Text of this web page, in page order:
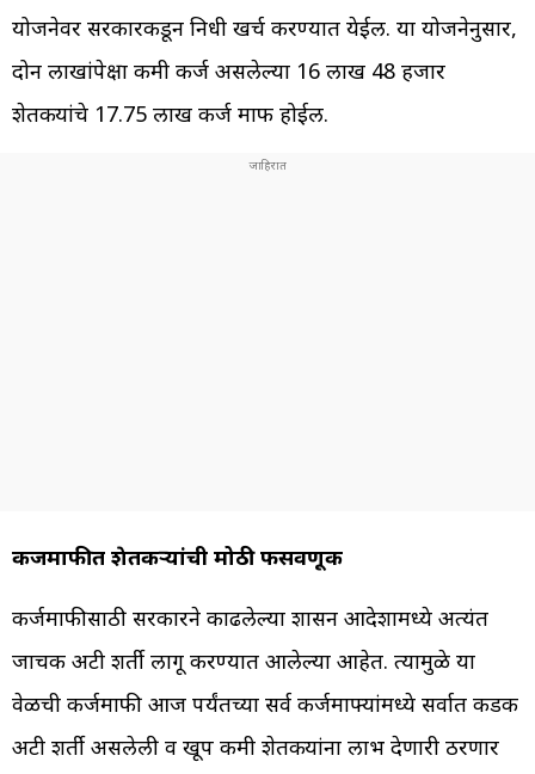
योजनेवर सरकारकडून निधी खर्च करण्यात येईल. या योजनेनुसार,
दोन लाखांपेक्षा कमी कर्ज असलेल्या 16 लाख 48 हजार
शेतकऱ्यांचे 17.75 लाख कर्ज माफ होईल.
कर्जमाफीत शेतकऱ्यांची मोठी फसवणूक
कर्जमाफीसाठी सरकारने काढलेल्या शासन आदेशामध्ये अत्यंत
जाचक अटी शर्ती लागू करण्यात आलेल्या आहेत. त्यामुळे या
वेळची कर्जमाफी आज पर्यंतच्या सर्व कर्जमाफ्यांमध्ये सर्वात कडक
अटी शर्ती असलेली व खूप कमी शेतकऱ्यांना लाभ देणारी ठरणार